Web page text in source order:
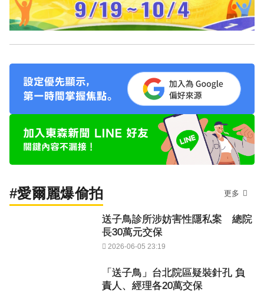
#愛爾麗爆偷拍 更多
送子鳥診所涉妨害性隱私案 總院
長30萬元交保
2026-06-05 23:19
「送子鳥」台北院區疑裝針孔 負
責人、經理各20萬交保